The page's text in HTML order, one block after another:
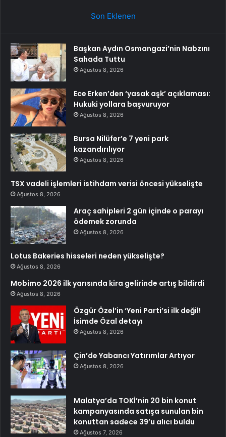
Son Eklenen
Başkan Aydın Osmangazi’nin Nabzını
Sahada Tuttu
Ağustos 8, 2026
Ece Erken’den ‘yasak aşk’ açıklaması:
Hukuki yollara başvuruyor
Ağustos 8, 2026
Bursa Nilüfer’e 7 yeni park
kazandırılıyor
Ağustos 8, 2026
TSX vadeli işlemleri istihdam verisi öncesi yükselişte
Ağustos 8, 2026
Araç sahipleri 2 gün içinde o parayı
ödemek zorunda
Ağustos 8, 2026
Lotus Bakeries hisseleri neden yükselişte?
Ağustos 8, 2026
Mobimo 2026 ilk yarısında kira gelirinde artış bildirdi
Ağustos 8, 2026
Özgür Özel’in ‘Yeni Parti’si ilk değil!
İsimde Özal detayı
Ağustos 8, 2026
Çin’de Yabancı Yatırımlar Artıyor
Ağustos 8, 2026
Malatya’da TOKİ’nin 20 bin konut
kampanyasında satışa sunulan bin
konuttan sadece 39’u alıcı buldu
Ağustos 7, 2026